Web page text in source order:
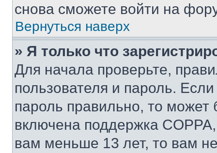
снова сможете войти на
Вернуться наверх
» Я только что
Для начала проверьте,
пользователя и пароль.
пароль правильно, то может
включена поддержка
вам меньше 13 лет, то вам